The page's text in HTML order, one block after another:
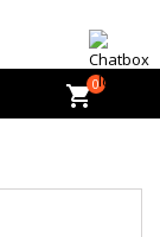
shopping_cart0